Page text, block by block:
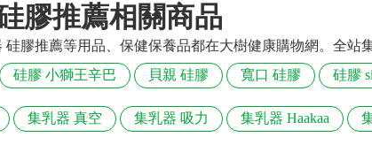
膠推薦相關商品
硅膠推薦等用品、保健保養品都在大樹健康購物網。全
硅膠 小獅王辛巴 貝親 硅膠 寬口 硅膠 硅膠
集乳器 真空 集乳器 吸力 集乳器 Haakaa